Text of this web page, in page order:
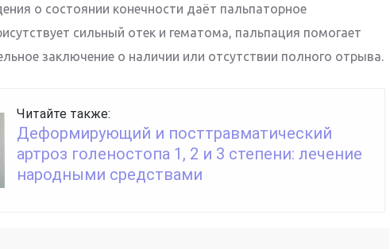
о состоянии конечности даёт пальпаторное
сильный отек и гематома, пальпация помогает
заключение о наличии или отсутствии полного отрыва.
Читайте также:
Деформирующий и посттравматический
артроз голеностопа 1, 2 и 3 степени: лечение
народными средствами